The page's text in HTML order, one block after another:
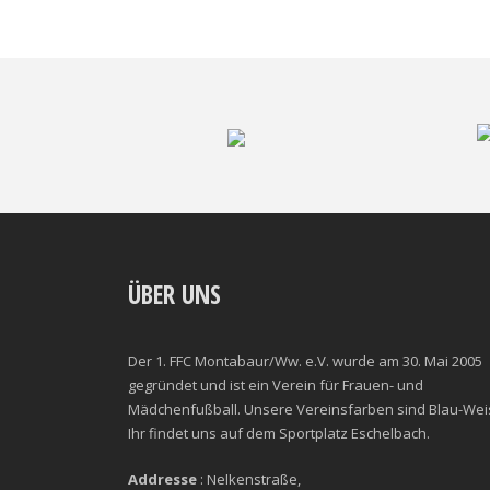
ÜBER UNS
Der 1. FFC Montabaur/Ww. e.V. wurde am 30. Mai 2005
gegründet und ist ein Verein für Frauen- und
Mädchenfußball. Unsere Vereinsfarben sind Blau-
Ihr findet uns auf dem Sportplatz Eschelbach.
Addresse : Nelkenstraße,